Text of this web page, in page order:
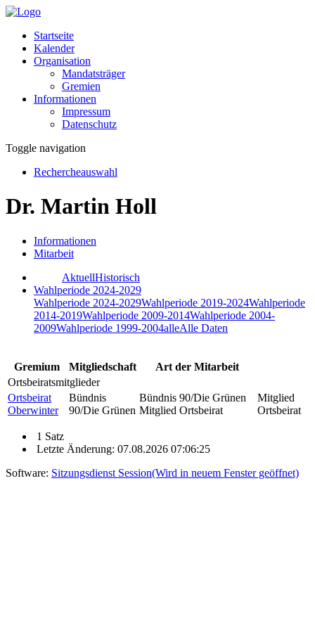
Startseite
Kalender
Organisation
Mandatsträger
Gremien
Informationen
Impressum
Datenschutz
Toggle navigation
Rechercheauswahl
Dr. Martin Holl
Informationen
Mitarbeit
AktuellHistorisch
Wahlperiode 2024-2029
Wahlperiode 2024-2029Wahlperiode 2019-2024Wahlperiode
2014-2019Wahlperiode 2009-2014Wahlperiode 2004-
2009Wahlperiode 1999-2004alleAlle Daten
Gremium Mitgliedschaft
Art der Mitarbeit
Ortsbeiratsmitglieder
Ortsbeirat
Oberwinter
Bündnis
90/Die Grünen
Bündnis 90/Die Grünen
Mitglied Ortsbeirat
Mitglied
Ortsbeirat
1 Satz
Letzte Änderung: 07.08.2026 07:06:25
Software: Sitzungsdienst Session(Wird in neuem Fenster geöffnet)